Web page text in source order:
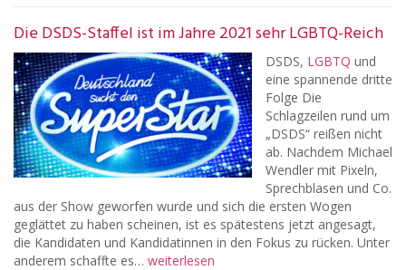
Die DSDS-Staffel ist im Jahre 2021 sehr LGBTQ-Reich
DSDS, LGBTQ und
eine spannende dritte
Folge Die
Schlagzeilen rund um
„DSDS“ reißen nicht
ab. Nachdem Michael
Wendler mit Pixeln,
Sprechblasen und Co.
aus der Show geworfen wurde und sich die ersten Wogen
geglättet zu haben scheinen, ist es spätestens jetzt angesagt,
die Kandidaten und Kandidatinnen in den Fokus zu rücken. Unter
anderem schaffte es… weiterlesen